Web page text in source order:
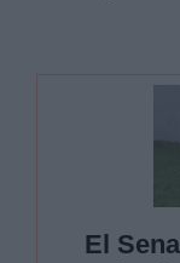
El